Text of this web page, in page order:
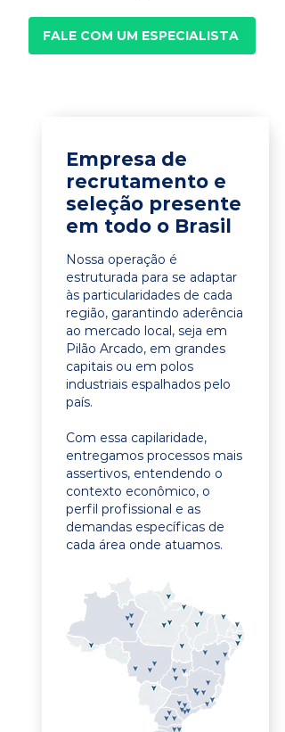
FALE COM UM ESPECIALISTA
Empresa de
recrutamento e
seleção presente
em todo o Brasil
Nossa operação é
estruturada para se adaptar
às particularidades de cada
região, garantindo aderência
ao mercado local, seja em
Pilão Arcado, em grandes
capitais ou em polos
industriais espalhados pelo
país.
Com essa capilaridade,
entregamos processos mais
assertivos, entendendo o
contexto econômico, o
perfil profissional e as
demandas específicas de
cada área onde atuamos.